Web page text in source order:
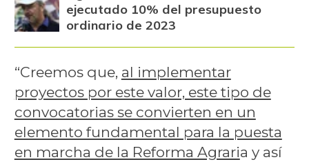
ejecutado 10% del presupuesto
ordinario de 2023
“Creemos que, al implementar
proyectos por este valor, este tipo de
convocatorias se convierten en un
elemento fundamental para la puesta
en marcha de la Reforma Agraria y así